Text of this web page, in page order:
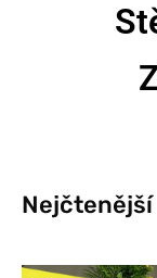
Nejčtenější